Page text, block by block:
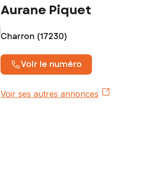
Aurane Piquet
Charron (17230)
Voir le numéro
Voir ses autres annonces